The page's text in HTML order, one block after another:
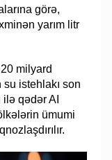
görə,
yarım litr
milyard
istehlakı son
qədər AI
ümumi